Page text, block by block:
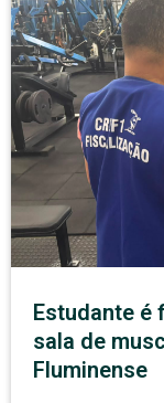
Estudante é
sala de
Fluminense